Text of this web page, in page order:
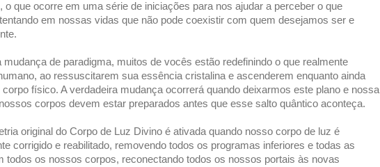
o que ocorre em uma série de iniciações para nos ajudar a perceber o que
em nossas vidas que não pode coexistir com quem desejamos ser e
mudança de paradigma, muitos de vocês estão redefinindo o que realmente
ao ressuscitarem sua essência cristalina e ascenderem enquanto ainda
físico. A verdadeira mudança ocorrerá quando deixarmos este plano e nossa
corpos devem estar preparados antes que esse salto quântico aconteça.
original do Corpo de Luz Divino é ativada quando nosso corpo de luz é
corrigido e reabilitado, removendo todos os programas inferiores e todas as
todos os nossos corpos, reconectando todos os nossos portais às novas